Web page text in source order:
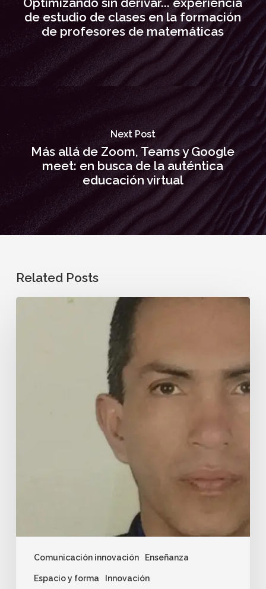
de estudio de clases en la formación
de profesores de matemáticas
Next Post
Más allá de Zoom, Teams y Google
meet: en busca de la auténtica
educación virtual
Related Posts
Comunicación innovación Enseñanza
Espacio y forma Innovación